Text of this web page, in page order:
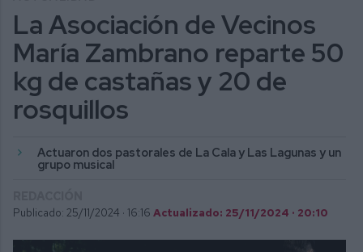
La Asociación de Vecinos
María Zambrano reparte 50
kg de castañas y 20 de
rosquillos
Actuaron dos pastorales de La Cala y Las Lagunas y un
grupo musical
Publicado: 25/11/2024 · 16:16 Actualizado: 25/11/2024 · 20:10